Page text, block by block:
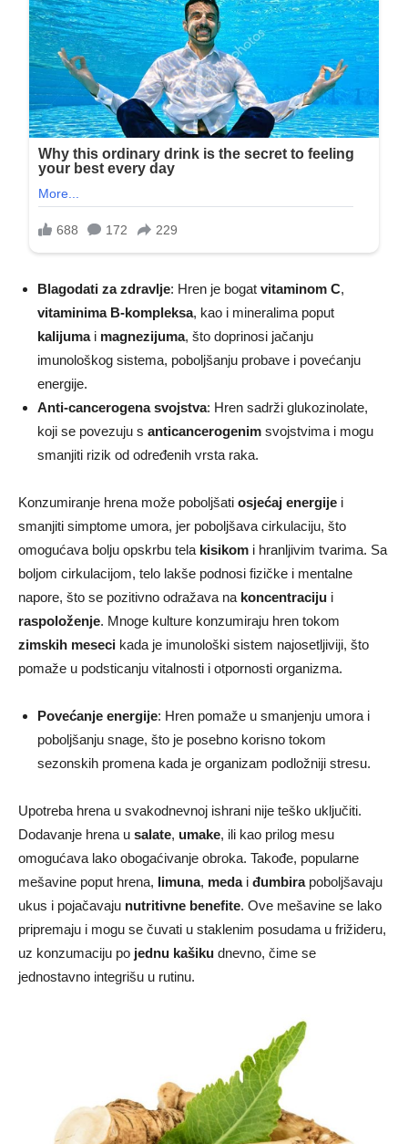
Blagodati za zdravlje: Hren je bogat vitaminom C,
vitaminima B-kompleksa, kao i mineralima poput
kalijumai magnezijuma, što doprinosi jačanju
imunološkog sistema, poboljšanju probave i povećanju
energije.
Anti-cancerogena svojstva: Hren sadrži glukozinolate,
koji se povezuju s anticancerogenim svojstvima i mogu
smanjiti rizik od određenih vrsta raka.
Konzumiranje hrena može poboljšati osjećaj energije i
smanjiti simptome umora, jer poboljšava cirkulaciju, što
omogućava bolju opskrbu tela kisikom i hranljivim tvarima. Sa
boljom cirkulacijom, telo lakše podnosi fizičke i mentalne
napore, što se pozitivno odražava na koncentraciju i
raspoloženje. Mnoge kulture konzumiraju hren tokom
zimskih meseci kada je imunološki sistem najosetljiviji, što
pomaže u podsticanju vitalnosti i otpornosti organizma.
Povećanje energije: Hren pomaže u smanjenju umora i
poboljšanju snage, što je posebno korisno tokom
sezonskih promena kada je organizam podložniji stresu.
Upotreba hrena u svakodnevnoj ishrani nije teško uključiti.
Dodavanje hrena u salate, umake, ili kao prilog mesu
omogućava lako obogaćivanje obroka. Takođe, popularne
mešavine poput hrena, limuna, medai đumbirapoboljšavaju
ukus i pojačavaju nutritivne benefite. Ove mešavine se lako
pripremaju i mogu se čuvati u staklenim posudama u frižideru,
uz konzumaciju po jednu kašiku dnevno, čime se
jednostavno integrišu u rutinu.